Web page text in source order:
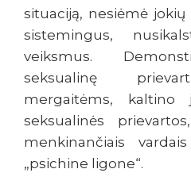
situaciją, nesiėmė
sistemingus,
veiksmus.
seksualinę
mergaitėms, kaltino
seksualinės
menkinančiais
„psichine ligone“.